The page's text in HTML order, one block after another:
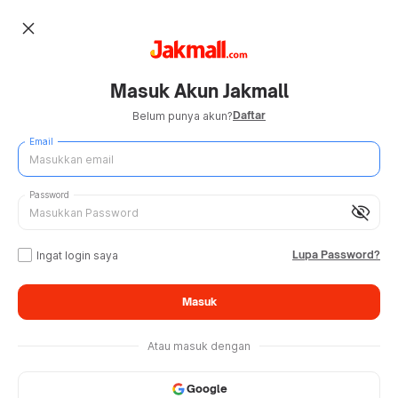
close
Masuk Akun Jakmall
Belum punya akun?Daftar
Email
visibility_off
Password
Ingat login saya Lupa Password?
Masuk
Atau masuk dengan
Google